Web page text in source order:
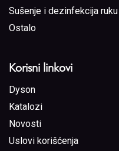
Sušenje i dezinfekcija ruku
Ostalo
Korisni linkovi
Dyson
Katalozi
Novosti
Uslovi korišćenja